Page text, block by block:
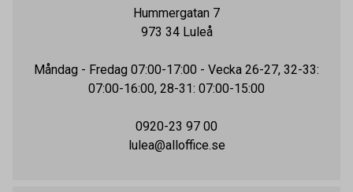
Hummergatan 7
973 34 Luleå
Måndag - Fredag 07:00-17:00 - Vecka 26-27, 32-33:
07:00-16:00, 28-31: 07:00-15:00
0920-23 97 00
lulea@alloffice.se